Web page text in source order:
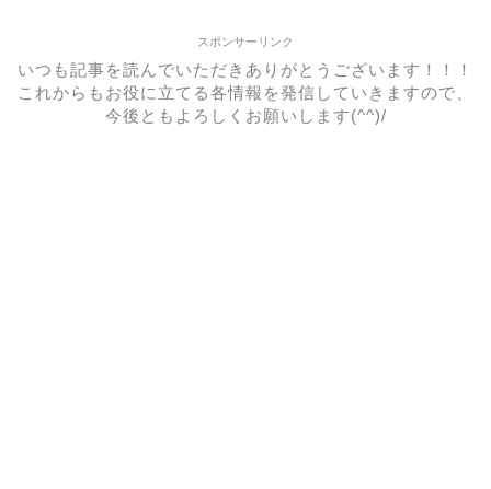
スポンサーリンク
いつも記事を読んでいただきありがとうございます！！！
これからもお役に立てる各情報を発信していきますので、
今後ともよろしくお願いします(^^)/